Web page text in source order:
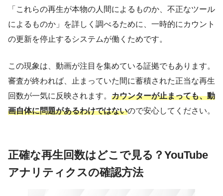
「これらの再生が本物の人間によるものか、不正なツール
によるものか」を詳しく調べるために、一時的にカウント
の更新を停止するシステムが働くためです。
この現象は、動画が注目を集めている証拠でもあります。
審査が終われば、止まっていた間に蓄積された正当な再生
回数が一気に反映されます。 カウンターが止まっても、動
画自体に問題があるわけではないので安心してください。
正確な再生回数はどこで見る？YouTube
アナリティクスの確認方法